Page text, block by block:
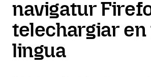
navigatur
telechargiar en
lingua